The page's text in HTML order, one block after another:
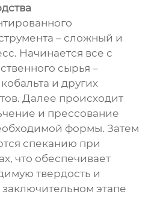
– сложный и
Начинается все с
сырья –
и других
Далее происходит
и прессование
формы. Затем
спеканию при
что обеспечивает
твердость и
этапе